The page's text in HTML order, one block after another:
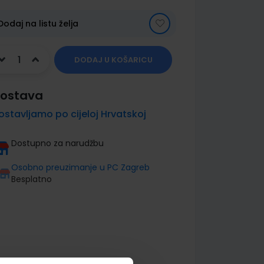
na listu želja
DODAJ U KOŠARICU
po cijeloj Hrvatskoj
Dostupno za narudžbu
Osobno preuzimanje u PC Zagreb
Besplatno